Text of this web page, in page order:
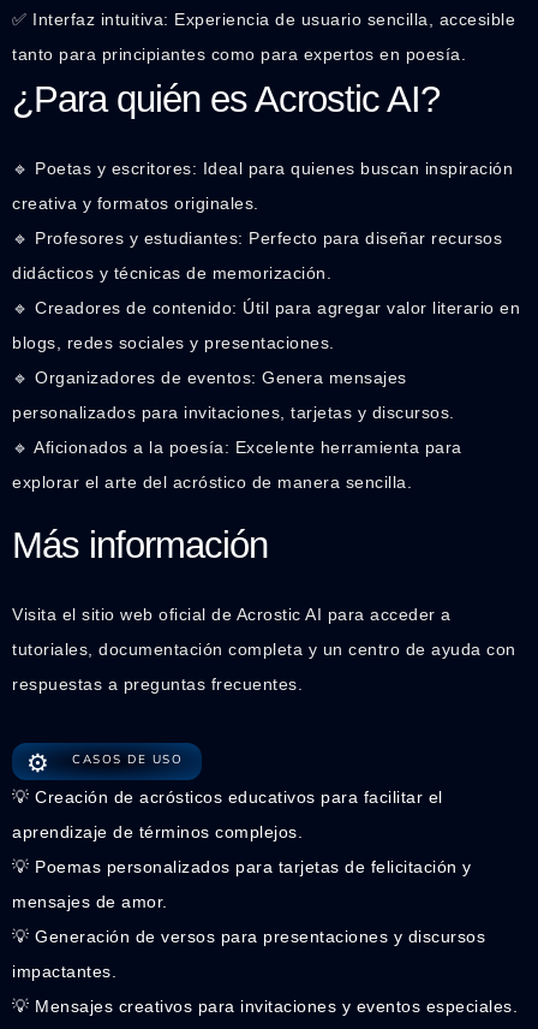
✅ Interfaz intuitiva: Experiencia de usuario sencilla, accesible
tanto para principiantes como para expertos en poesía.
¿Para quién es Acrostic AI?
🔹 Poetas y escritores: Ideal para quienes buscan inspiración
creativa y formatos originales.
🔹 Profesores y estudiantes: Perfecto para diseñar recursos
didácticos y técnicas de memorización.
🔹 Creadores de contenido: Útil para agregar valor literario en
blogs, redes sociales y presentaciones.
🔹 Organizadores de eventos: Genera mensajes
personalizados para invitaciones, tarjetas y discursos.
🔹 Aficionados a la poesía: Excelente herramienta para
explorar el arte del acróstico de manera sencilla.
Más información
Visita el sitio web oficial de Acrostic AI para acceder a
tutoriales, documentación completa y un centro de ayuda con
respuestas a preguntas frecuentes.
⚙️ CASOS DE USO
💡 Creación de acrósticos educativos para facilitar el
aprendizaje de términos complejos.
💡 Poemas personalizados para tarjetas de felicitación y
mensajes de amor.
💡 Generación de versos para presentaciones y discursos
impactantes.
💡 Mensajes creativos para invitaciones y eventos especiales.